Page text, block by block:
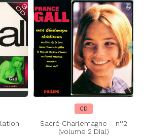
CD
Sacré Charlemagne – n°2
(volume 2 Dial)